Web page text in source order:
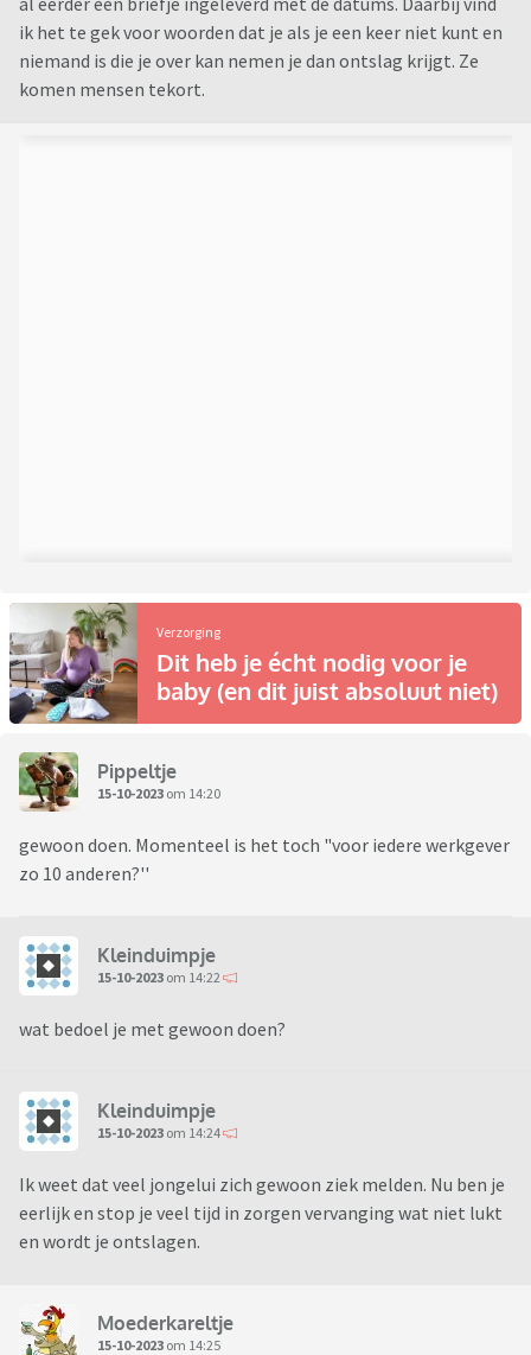
ik het te gek voor woorden dat je als je een keer niet kunt en
niemand is die je over kan nemen je dan ontslag krijgt. Ze
komen mensen tekort.
Verzorging
Dit heb je écht nodig voor je
baby (en dit juist absoluut niet)
Pippeltje
15-10-2023 om 14:20
gewoon doen. Momenteel is het toch "voor iedere werkgever
zo 10 anderen?''
Kleinduimpje
15-10-2023 om 14:22
wat bedoel je met gewoon doen?
Kleinduimpje
15-10-2023 om 14:24
Ik weet dat veel jongelui zich gewoon ziek melden. Nu ben je
eerlijk en stop je veel tijd in zorgen vervanging wat niet lukt
en wordt je ontslagen.
Moederkareltje
15-10-2023 om 14:25